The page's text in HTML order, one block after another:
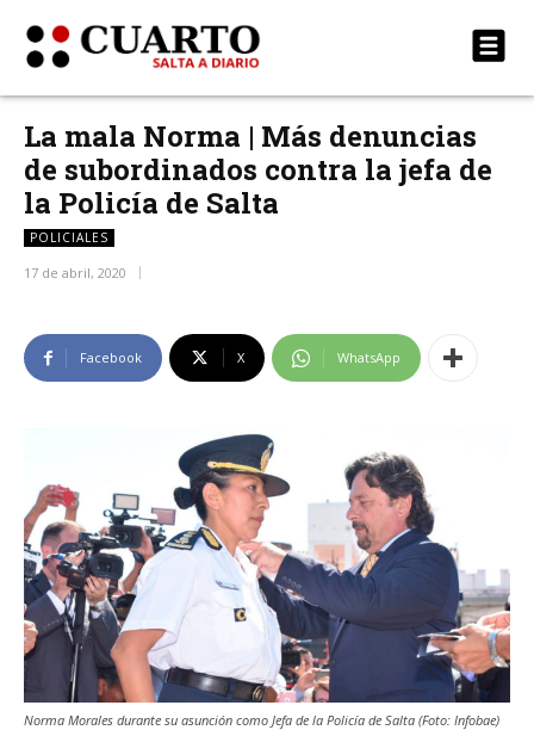
La mala Norma | Más denuncias
de subordinados contra la jefa de
la Policía de Salta
POLICIALES
17 de abril, 2020
Facebook X WhatsApp
Norma Morales durante su asunción como Jefa de la Policía de Salta (Foto: Infobae)